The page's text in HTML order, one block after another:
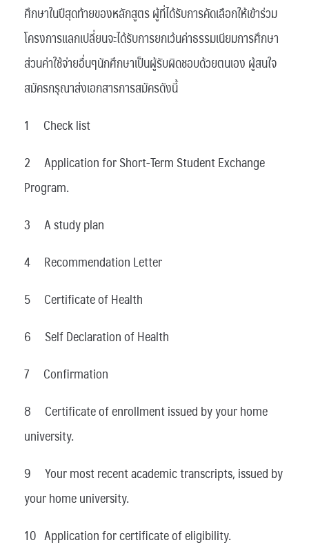
ศึกษาในปีสุดท้ายของหลักสูตร ผู้ที่ได้รับการคัดเลือกให้เข้าร่วม
โครงการแลกเปลี่ยนจะได้รับการยกเว้นค่าธรรมเนียมการศึกษา
ส่วนค่าใช้จ่ายอื่นๆนักศึกษาเป็นผู้รับผิดชอบด้วยตนเอง ผู้สนใจ
สมัครกรุณาส่งเอกสารการสมัครดังนี้
1 Check list
2 Application for Short-Term Student Exchange
Program.
3 A study plan
4 Recommendation Letter
5 Certificate of Health
6 Self Declaration of Health
7 Confirmation
8 Certificate of enrollment issued by your home
university.
9 Your most recent academic transcripts, issued by
your home university.
10 Application for certificate of eligibility.